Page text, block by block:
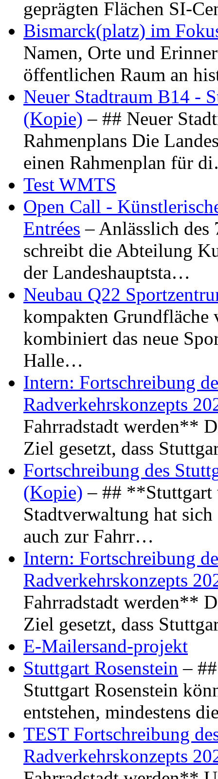
geprägten Flächen SI-
Bismarck(platz) im
Namen, Orte und
öffentlichen Raum an
Neuer Stadtraum B14 -
(Kopie) – ## Neuer
Rahmenplans Die
einen Rahmenplan für
Test WMTS
Open Call -
Entrées – Anlässlich
schreibt die Abteilung
der Landeshauptsta…
Neubau Q22
kompakten Grundfläche
kombiniert das neue
Halle…
Intern: Fortschreibung
Radverkehrskonzepts
Fahrradstadt werden**
Ziel gesetzt, dass
Fortschreibung des
(Kopie) – ## **Stuttgart
Stadtverwaltung hat
auch zur Fahrr…
Intern: Fortschreibung
Radverkehrskonzepts
Fahrradstadt werden**
Ziel gesetzt, dass
E-Mailersand-projekt
Stuttgart Rosenstein –
Stuttgart Rosenstein
entstehen, mindestens
TEST Fortschreibung
Radverkehrskonzepts